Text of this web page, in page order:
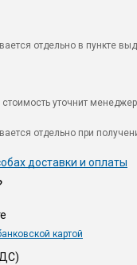
отдельно в пункте
стоимость уточнит
отдельно при
доставки и оплаты
картой